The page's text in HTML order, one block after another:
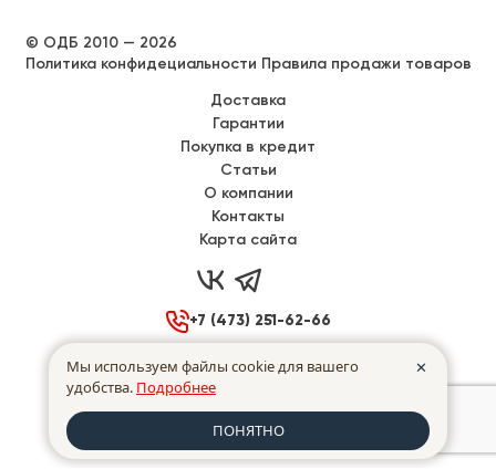
© ОДБ 2010 — 2026
Политика конфидециальности Правила продажи товаров
Доставка
Гарантии
Покупка в кредит
Статьи
О компании
Контакты
Карта сайта
 
+7 (473) 251-62-66
Воронеж, Донбасская 40
Пн - Пт
made in INTRID
Мы используем файлы cookie для вашего
удобства. Подробнее
✕
ПОНЯТНО